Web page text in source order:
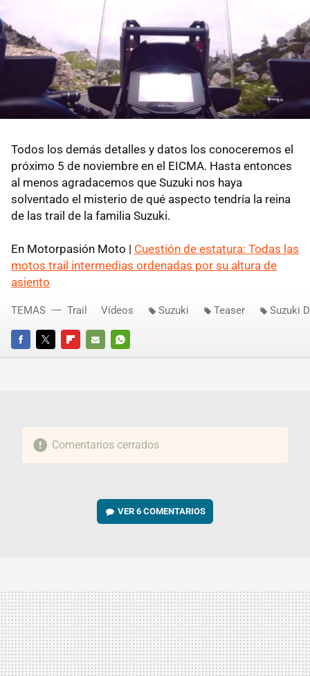
Todos los demás detalles y datos los conoceremos el
próximo 5 de noviembre en el EICMA. Hasta entonces
al menos agradacemos que Suzuki nos haya
solventado el misterio de qué aspecto tendría la reina
de las trail de la familia Suzuki.
En Motorpasión Moto | Cuestión de estatura: Todas las
motos trail intermedias ordenadas por su altura de
asiento
FACEBOOKTWITTERFLIPBOARD
E-
WHATSAPP
TEMAS Trail Vídeos Suzuki Teaser Suzuki
Comentarios cerrados
VER6 COMENTARIOS